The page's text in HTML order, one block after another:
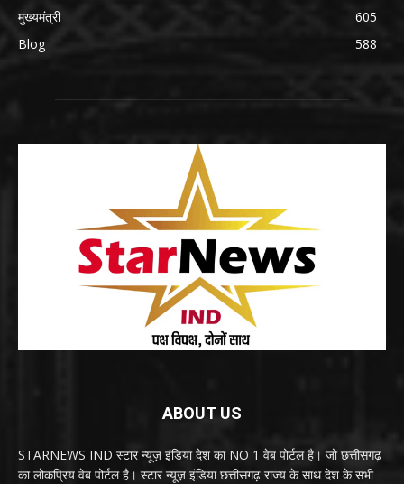
मुख्यमंत्री
605
Blog
588
ABOUT US
STARNEWS IND स्टार न्यूज़ इंडिया देश का NO 1 वेब पोर्टल है। जो छत्तीसगढ़
का लोकप्रिय वेब पोर्टल है। स्टार न्यूज़ इंडिया छत्तीसगढ़ राज्य के साथ देश के सभी